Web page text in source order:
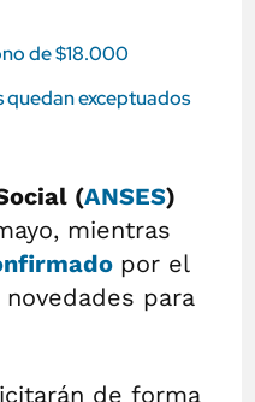
de $18.000
quedan exceptuados
(ANSES)
mientras
por el
para
de forma